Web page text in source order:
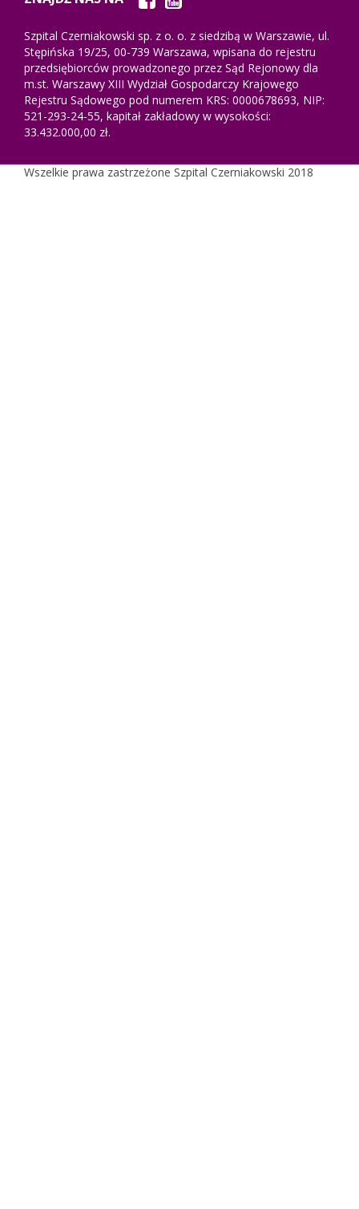
Szpital Czerniakowski sp. z o. o. z siedzibą w Warszawie, ul.
Stępińska 19/25, 00-739 Warszawa, wpisana do rejestru
przedsiębiorców prowadzonego przez Sąd Rejonowy dla
m.st. Warszawy XIII Wydział Gospodarczy Krajowego
Rejestru Sądowego pod numerem KRS: 0000678693, NIP:
521-293-24-55, kapitał zakładowy w wysokości:
33.432.000,00 zł.
Wszelkie prawa zastrzeżone Szpital Czerniakowski 2018